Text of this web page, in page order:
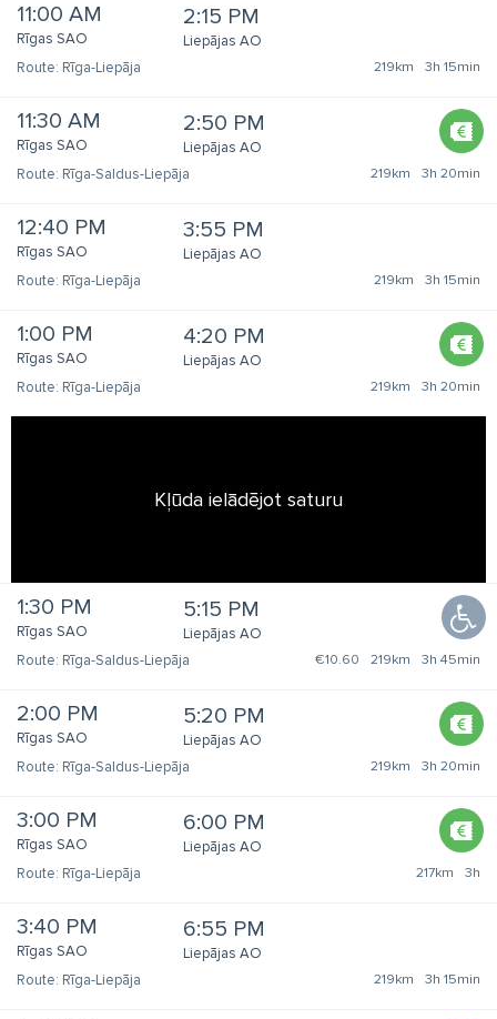
11:00 AM
Rīgas SAO
2:15 PM
Liepājas AO
Rīga-Liepāja
219km 3h 15min
11:30 AM
Rīgas SAO
2:50 PM
Liepājas AO
Rīga-Saldus-Liepāja
219km 3h 20min
12:40 PM
Rīgas SAO
3:55 PM
Liepājas AO
Rīga-Liepāja
219km 3h 15min
1:00 PM
Rīgas SAO
4:20 PM
Liepājas AO
Rīga-Liepāja
219km 3h 20min
Kļūda ielādējot saturu
1:30 PM
Rīgas SAO
5:15 PM
Liepājas AO
Rīga-Saldus-Liepāja
€10.60 219km 3h 45min
2:00 PM
Rīgas SAO
5:20 PM
Liepājas AO
Rīga-Saldus-Liepāja
219km 3h 20min
3:00 PM
Rīgas SAO
6:00 PM
Liepājas AO
Rīga-Liepāja
217km 3h
3:40 PM
Rīgas SAO
6:55 PM
Liepājas AO
Rīga-Liepāja
219km 3h 15min